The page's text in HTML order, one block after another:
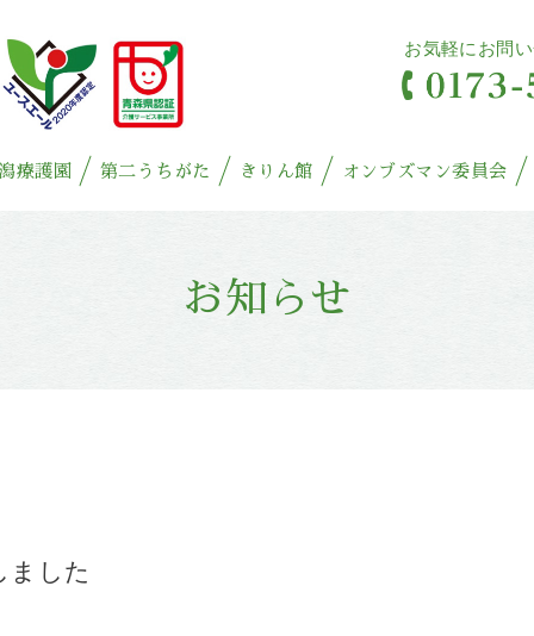
お気軽にお問
療護園 第二うちがた きりん館 オンブズマン委員会
お知らせ
ました